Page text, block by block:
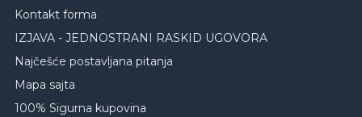
Kontakt forma
IZJAVA - JEDNOSTRANI RASKID UGOVORA
Najčešće postavljana pitanja
Mapa sajta
100% Sigurna kupovina